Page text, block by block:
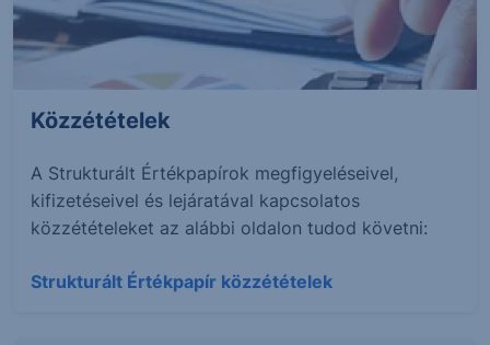
Közzétételek
A Strukturált Értékpapírok megfigyeléseivel,
kifizetéseivel és lejáratával kapcsolatos
közzétételeket az alábbi oldalon tudod követni:
Strukturált Értékpapír közzétételek